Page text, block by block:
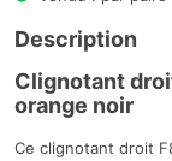
Description
Clignotant
orange noir
Ce clignotant droit